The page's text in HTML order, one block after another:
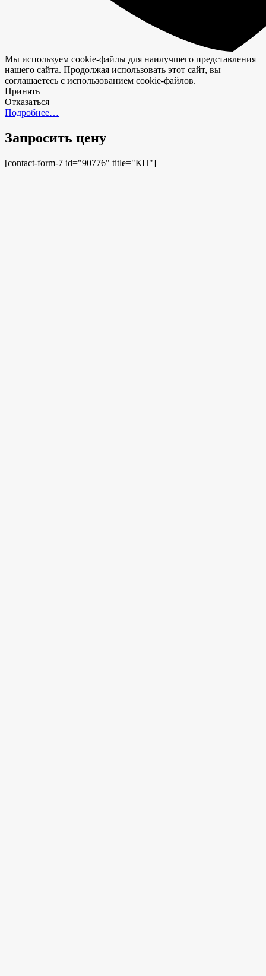
Мы используем cookie-файлы для наилучшего представления
нашего сайта. Продолжая использовать этот сайт, вы
соглашаетесь с использованием cookie-файлов.
Принять
Отказаться
Подробнее…
Запросить цену
[contact-form-7 id="90776" title="КП"]